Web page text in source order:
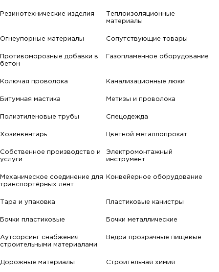
Резинотехнические изделия
Теплоизоляционные
материалы
Огнеупорные материалы Сопутствующие товары
Противоморозные добавки в
бетон
Газопламенное оборудование
Колючая проволока Канализационные люки
Битумная мастика Метизы и проволока
Полиэтиленовые трубы Спецодежда
Хозинвентарь Цветной металлопрокат
Собственное производство и
услуги
Электромонтажный
инструмент
Механическое соединение для
транспортёрных лент
Конвейерное оборудование
Тара и упаковка Пластиковые канистры
Бочки пластиковые Бочки металлические
Аутсорсинг снабжения
строительными материалами
Ведра прозрачные пищевые
Дорожные материалы Строительная химия